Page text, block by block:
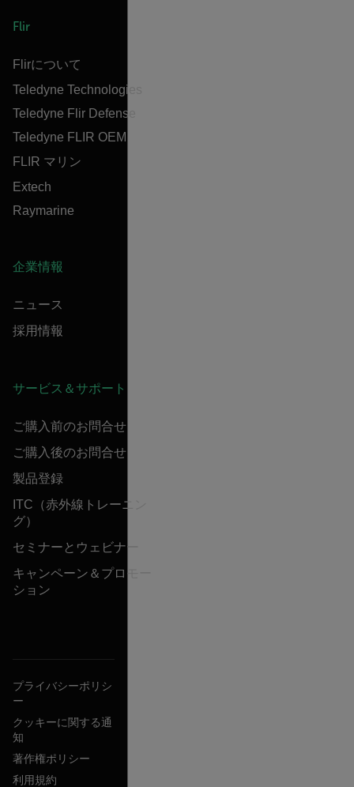
Flir
Flirについて
Teledyne Technologies
Teledyne Flir Defense
Teledyne FLIR OEM
FLIR マリン
Extech
Raymarine
企業情報
ニュース
採用情報
サービス＆サポート
ご購入前のお問合せ
ご購入後のお問合せ
製品登録
ITC（赤外線トレーニン
グ）
セミナーとウェビナー
キャンペーン＆プロモー
ション
プライバシーポリシ
ー
クッキーに関する通
知
著作権ポリシー
利用規約